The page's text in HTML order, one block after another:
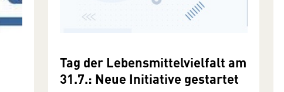
Tag der Lebensmittelvielfalt am
31.7.: Neue Initiative gestartet